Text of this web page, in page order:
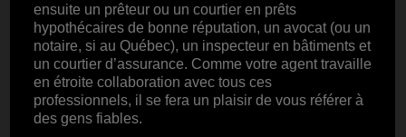
ensuite un prêteur ou un courtier en prêts
hypothécaires de bonne réputation, un avocat (ou un
notaire, si au Québec), un inspecteur en bâtiments et
un courtier d’assurance. Comme votre agent travaille
en étroite collaboration avec tous ces
professionnels, il se fera un plaisir de vous référer à
des gens fiables.